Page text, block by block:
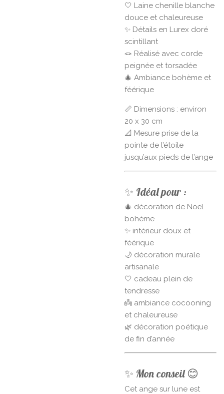
🤍 Laine chenille blanche
douce et chaleureuse
✨ Détails en Lurex doré
scintillant
🪢 Réalisé avec corde
peignée et torsadée
🎄 Ambiance bohème et
féérique
📏 Dimensions : environ
20 x 30 cm
📐 Mesure prise de la
pointe de l’étoile
jusqu’aux pieds de l’ange
✨ Idéal pour :
🎄 décoration de Noël
bohème
✨ intérieur doux et
féérique
🌙 décoration murale
artisanale
🤍 cadeau plein de
tendresse
👼 ambiance cocooning
et chaleureuse
🌿 décoration poétique
de fin d’année
✨ Mon conseil 😊
Cet ange sur lune est